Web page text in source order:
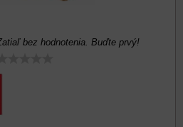
bez hodnotenia. Buďte prvý!